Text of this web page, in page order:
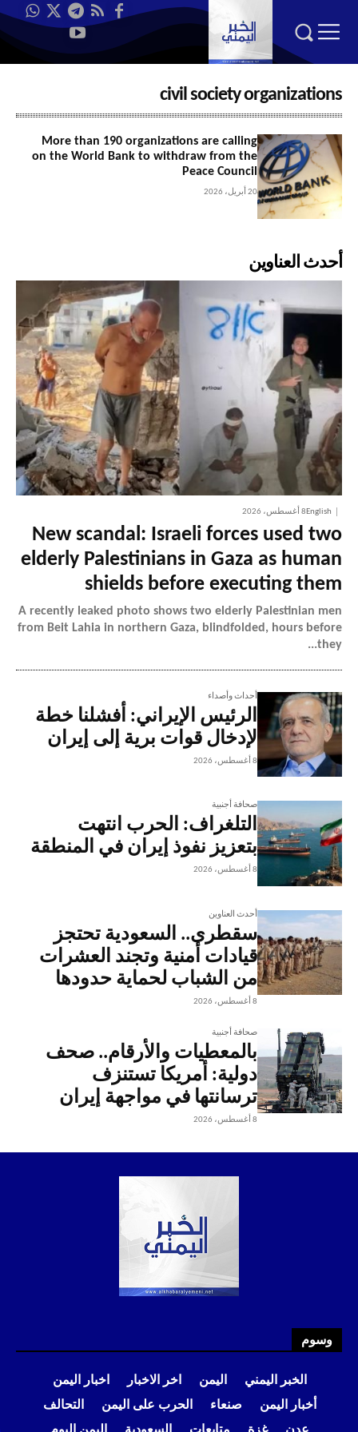
civil society organizations
More than 190 organizations are calling
on the World Bank to withdraw from the
Peace Council
20 أبريل، 2026
أحدث العناوين
English8 أغسطس، 2026
New scandal: Israeli forces used two
elderly Palestinians in Gaza as human
shields before executing them
A recently leaked photo shows two elderly Palestinian men
from Beit Lahia in northern Gaza, blindfolded, hours before
they...
أحداث وأصداء
الرئيس الإيراني: أفشلنا خطة
لإدخال قوات برية إلى إيران
8 أغسطس، 2026
صحافة أجنبية
التلغراف: الحرب انتهت
بتعزيز نفوذ إيران في المنطقة
8 أغسطس، 2026
أحدث العناوين
سقطرى.. السعودية تحتجز
قيادات أمنية وتجند العشرات
من الشباب لحماية حدودها
8 أغسطس، 2026
صحافة أجنبية
بالمعطيات والأرقام.. صحف
دولية: أمريكا تستنزف
ترسانتها في مواجهة إيران
8 أغسطس، 2026
وسوم
الخبر اليمني اليمن اخر الاخبار
اخبار اليمن
أخبار اليمن
صنعاء الحرب على اليمن
التحالف